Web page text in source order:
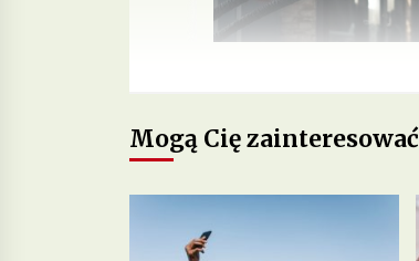
Mogą Cię zainteresować